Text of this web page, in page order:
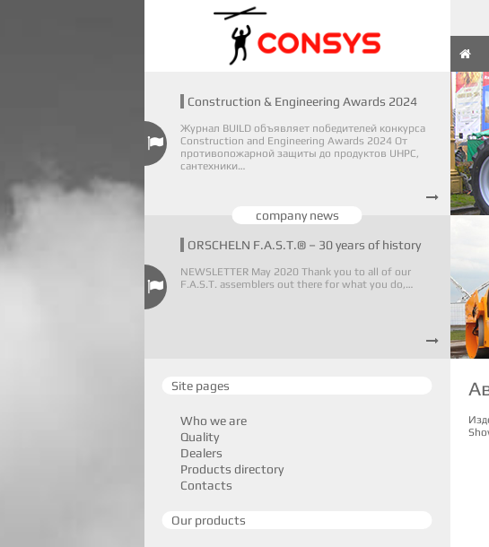

company news
Construction & Engineering Awards 2024
Журнал BUILD объявляет победителей конкурса
Construction and Engineering Awards 2024 От
противопожарной защиты до продуктов UHPC,
сантехники…

ORSCHELN F.A.S.T.® – 30 years of history
NEWSLETTER May 2020 Thank you to all of our
F.A.S.T. assemblers out there for what you do,…

Site pages
Who we are
Quality
Dealers
Products directory
Contacts
Our products